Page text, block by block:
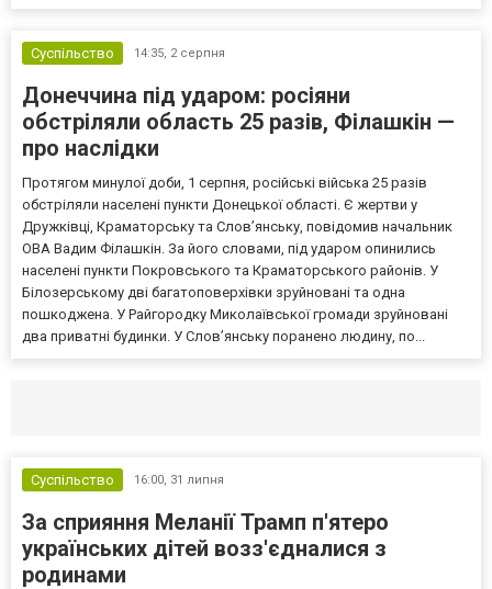
Суспільство 14:35, 2 серпня
Донеччина під ударом: росіяни
обстріляли область 25 разів, Філашкін —
про наслідки
Протягом минулої доби, 1 серпня, російські війська 25 разів
обстріляли населені пункти Донецької області. Є жертви у
Дружківці, Краматорську та Слов’янську, повідомив начальник
ОВА Вадим Філашкін. За його словами, під ударом опинились
населені пункти Покровського та Краматорського районів. У
Білозерському дві багатоповерхівки зруйновані та одна
пошкоджена. У Райгородку Миколаївської громади зруйновані
два приватні будинки. У Слов’янську поранено людину, по...
Суспільство 16:00, 31 липня
За сприяння Меланії Трамп п'ятеро
українських дітей возз'єдналися з
родинами